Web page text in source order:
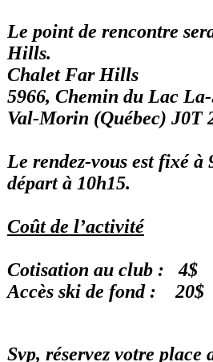
Le point de rencontre
Hills.
Chalet Far Hills
5966, Chemin du Lac
Val-Morin (Québec) J0T
Le rendez-vous est fixé à
départ à 10h15.
Coût de l’activité
Cotisation au club : 4$
Accès ski de fond : 20$
Svp, réservez votre place